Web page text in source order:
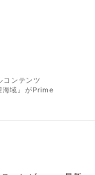
コンテンツ
海域』がPrime